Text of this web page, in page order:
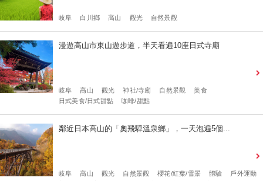
岐阜 白川鄉 高山 觀光 自然景觀
漫遊高山市東山遊步道，半天看遍10座日式寺廟
岐阜 高山 觀光 神社/寺廟 自然景觀
美食
日式美食/日式甜點
咖啡/甜點
鄰近日本高山的「奧飛驒溫泉鄉」，一天泡遍5個...
岐阜 高山 觀光 自然景觀 櫻花/紅葉/雪景 體驗
戶外運動